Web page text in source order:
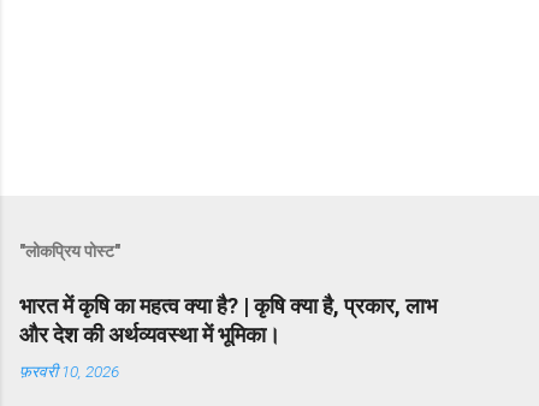
"लोकप्रिय पोस्ट"
भारत में कृषि का महत्व क्या है? | कृषि क्या है, प्रकार, लाभ
और देश की अर्थव्यवस्था में भूमिका।
फ़रवरी 10, 2026